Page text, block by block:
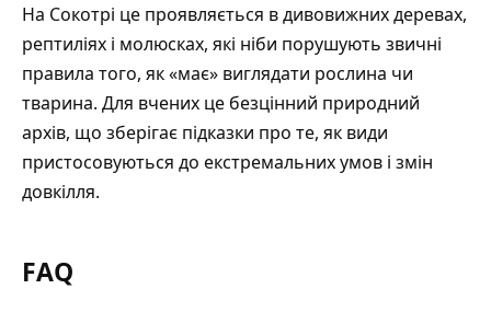
На Сокотрі це проявляється в дивовижних деревах,
рептиліях і молюсках, які ніби порушують звичні
правила того, як «має» виглядати рослина чи
тварина. Для вчених це безцінний природний
архів, що зберігає підказки про те, як види
пристосовуються до екстремальних умов і змін
довкілля.
FAQ